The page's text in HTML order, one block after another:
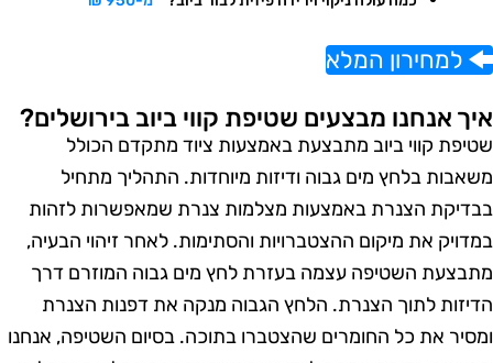
למחירון המלא
אנחנו מבצעים שטיפת קווי ביוב בירושלים?
קווי ביוב מתבצעת באמצעות ציוד מתקדם הכולל
בלחץ מים גבוה ודיזות מיוחדות. התהליך מתחיל
הצנרת באמצעות מצלמות צנרת שמאפשרות לזהות
את מיקום ההצטברויות והסתימות. לאחר זיהוי הבעיה,
השטיפה עצמה בעזרת לחץ מים גבוה המוזרם דרך
לתוך הצנרת. הלחץ הגבוה מנקה את דפנות הצנרת
את כל החומרים שהצטברו בתוכה. בסיום השטיפה, אנחנו